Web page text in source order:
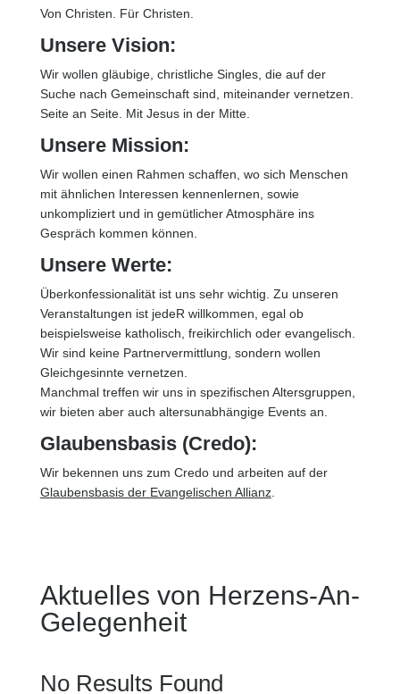
Von Christen. Für Christen.
Unsere Vision:
Wir wollen gläubige, christliche Singles, die auf der
Suche nach Gemeinschaft sind, miteinander vernetzen.
Seite an Seite. Mit Jesus in der Mitte.
Unsere Mission:
Wir wollen einen Rahmen schaffen, wo sich Menschen
mit ähnlichen Interessen kennenlernen, sowie
unkompliziert und in gemütlicher Atmosphäre ins
Gespräch kommen können.
Unsere Werte:
Überkonfessionalität ist uns sehr wichtig. Zu unseren
Veranstaltungen ist jedeR willkommen, egal ob
beispielsweise katholisch, freikirchlich oder evangelisch.
Wir sind keine Partnervermittlung, sondern wollen
Gleichgesinnte vernetzen.
Manchmal treffen wir uns in spezifischen Altersgruppen,
wir bieten aber auch altersunabhängige Events an.
Glaubensbasis (Credo):
Wir bekennen uns zum Credo und arbeiten auf der
Glaubensbasis der Evangelischen Allianz.
Aktuelles von Herzens-An-
Gelegenheit
No Results Found